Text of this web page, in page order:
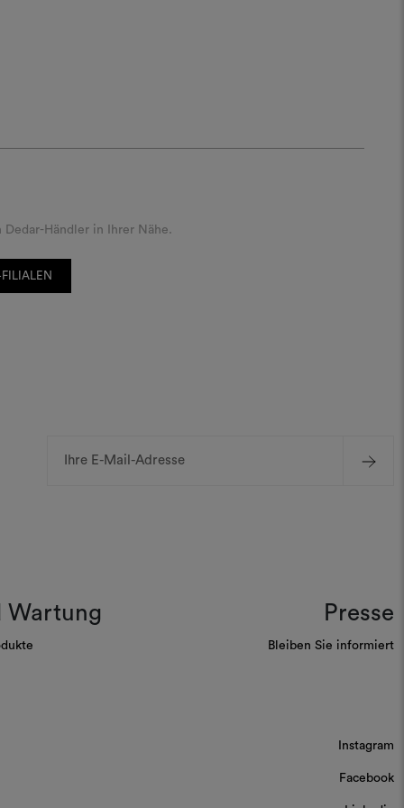
Händler in Ihrer Nähe.
Mail-
Wartung Presse
Bleiben Sie informiert
Instagram
Facebook